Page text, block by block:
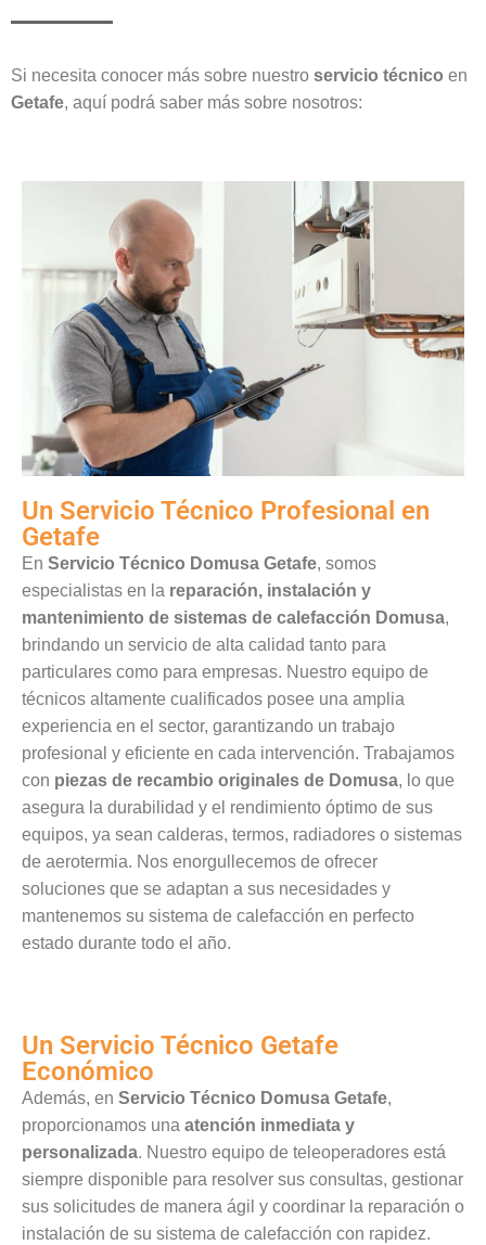
Si necesita conocer más sobre nuestro servicio técnico en
Getafe, aquí podrá saber más sobre nosotros:
Un Servicio Técnico Profesional en
Getafe
En Servicio Técnico Domusa Getafe, somos
especialistas en la reparación, instalación y
mantenimiento de sistemas de calefacción Domusa,
brindando un servicio de alta calidad tanto para
particulares como para empresas. Nuestro equipo de
técnicos altamente cualificados posee una amplia
experiencia en el sector, garantizando un trabajo
profesional y eficiente en cada intervención. Trabajamos
con piezas de recambio originales de Domusa, lo que
asegura la durabilidad y el rendimiento óptimo de sus
equipos, ya sean calderas, termos, radiadores o sistemas
de aerotermia. Nos enorgullecemos de ofrecer
soluciones que se adaptan a sus necesidades y
mantenemos su sistema de calefacción en perfecto
estado durante todo el año.
Un Servicio Técnico Getafe
Económico
Además, en Servicio Técnico Domusa Getafe,
proporcionamos una atención inmediata y
personalizada. Nuestro equipo de teleoperadores está
siempre disponible para resolver sus consultas, gestionar
sus solicitudes de manera ágil y coordinar la reparación o
instalación de su sistema de calefacción con rapidez.